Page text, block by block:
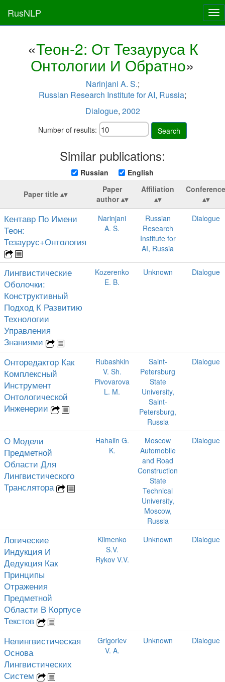
RusNLP
«Теон-2: От Тезауруса К
Онтологии И Обратно»
Narinjani A. S.;
Russian Research Institute for AI, Russia;
Dialogue, 2002
Number of results: Search
Similar publications:
Russian English
Paper title
Paper
author
Affiliation Conference
Кентавр По Имени
Теон:
Тезаурус+Онтология
Narinjani
A. S.
Russian
Research
Institute for
AI, Russia
Dialogue
Лингвистические
Оболочки:
Конструктивный
Подход К Развитию
Технологии
Управления
Знаниями
Kozerenko
E. B.
Unknown Dialogue
Онторедактор Как
Комплексный
Инструмент
Онтологической
Инженерии
Rubashkin
V. Sh.
Pivovarova
L. M.
Saint-
Petersburg
State
University,
Saint-
Petersburg,
Russia
Dialogue
О Модели
Предметной
Области Для
Лингвистического
Транслятора
Hahalin G.
K.
Moscow
Automobile
and Road
Construction
State
Technical
University,
Moscow,
Russia
Dialogue
Логические
Индукция И
Дедукция Как
Принципы
Отражения
Предметной
Области В Корпусе
Текстов
Klimenko
S.V.
Rykov V.V.
Unknown Dialogue
Нелингвистическая
Основа
Лингвистических
Систем
Grigoriev
V. A.
Unknown Dialogue